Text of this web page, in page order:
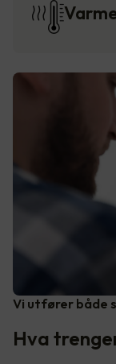
Vi utfører både
Hva